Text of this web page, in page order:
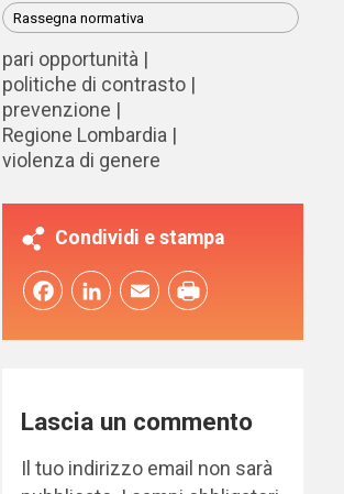
Rassegna normativa
pari opportunità
politiche di contrasto
prevenzione
Regione Lombardia
violenza di genere
Condividi e stampa
FacebookLinkedInEmail
Lascia un commento
Il tuo indirizzo email non sarà